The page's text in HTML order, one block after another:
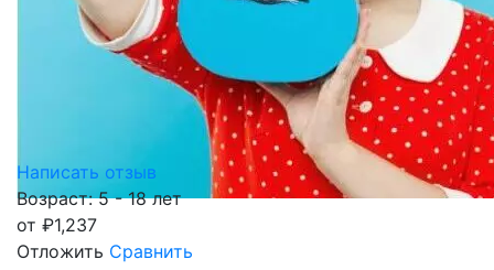
Написать отзыв
Возраст: 5 - 18 лет
от ₽1,237
Отложить Сравнить